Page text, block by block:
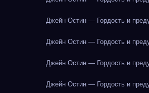
Джейн Остин — Гордость и
Джейн Остин — Гордость и
Джейн Остин — Гордость и
Джейн Остин — Гордость и